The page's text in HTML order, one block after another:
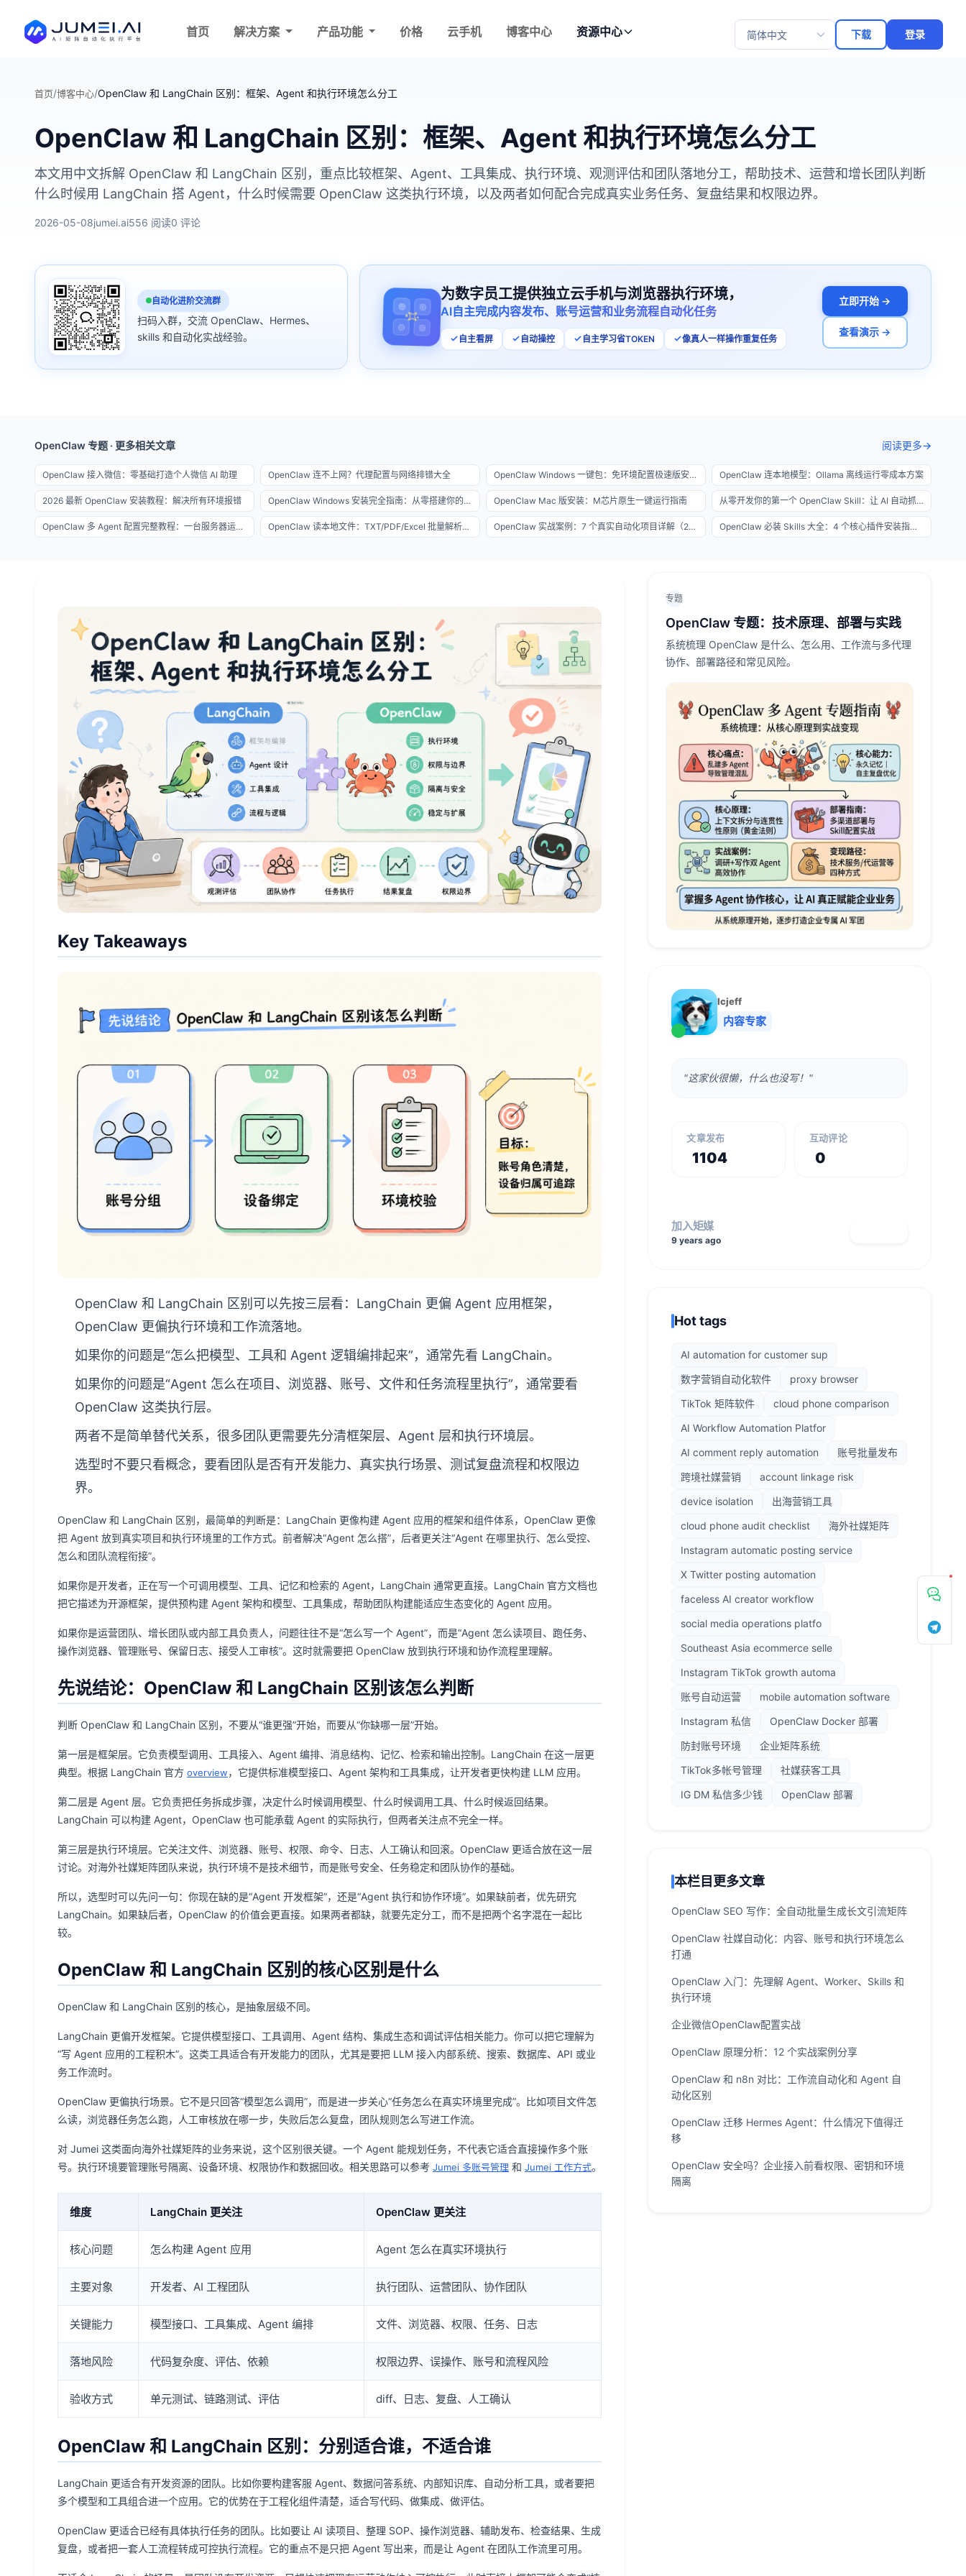
首页 解决方案 产品功能 价格 云手机 博客中心 资源中心
选择语言
下载 登录
首页/博客中心/OpenClaw 和 LangChain 区别：框架、Agent 和执行环境怎么分工
OpenClaw 和 LangChain 区别：框架、Agent 和执行环境怎么分工
本文用中文拆解 OpenClaw 和 LangChain 区别，重点比较框架、Agent、工具集成、执行环境、观测评估和团队落地分工，帮助技术、运营和增长团队判断
什么时候用 LangChain 搭 Agent，什么时候需要 OpenClaw 这类执行环境，以及两者如何配合完成真实业务任务、复盘结果和权限边界。
2026-05-08jumei.ai556 阅读0 评论
自动化进阶交流群
扫码入群，交流 OpenClaw、Hermes、
skills 和自动化实战经验。
为数字员工提供独立云手机与浏览器执行环境，
AI自主完成内容发布、账号运营和业务流程自动化任务
自主看屏 自动操控 自主学习省TOKEN 像真人一样操作重复任务
立即开始 →
查看演示 →
OpenClaw 专题 · 更多相关文章 阅读更多→
OpenClaw 接入微信：零基础打造个人微信 AI 助理 OpenClaw 连不上网？代理配置与网络排错大全 OpenClaw Windows 一键包：免环境配置极速版安装教程 OpenClaw 连本地模型：Ollama 离线运行零成本方案
2026 最新 OpenClaw 安装教程：解决所有环境报错 OpenClaw Windows 安装完全指南：从零搭建你的 AI 代理环境 OpenClaw Mac 版安装：M芯片原生一键运行指南 从零开发你的第一个 OpenClaw Skill：让 AI 自动抓取网页并生成每日简报
OpenClaw 多 Agent 配置完整教程：一台服务器运行 10 个智能体 OpenClaw 读本地文件：TXT/PDF/Excel 批量解析指南 OpenClaw 实战案例：7 个真实自动化项目详解（2026 专业版） OpenClaw 必装 Skills 大全：4 个核心插件安装指南（2026 最新版）
Key Takeaways
OpenClaw 和 LangChain 区别可以先按三层看：LangChain 更偏 Agent 应用框架，
OpenClaw 更偏执行环境和工作流落地。
如果你的问题是“怎么把模型、工具和 Agent 逻辑编排起来”，通常先看 LangChain。
如果你的问题是“Agent 怎么在项目、浏览器、账号、文件和任务流程里执行”，通常要看
OpenClaw 这类执行层。
两者不是简单替代关系，很多团队更需要先分清框架层、Agent 层和执行环境层。
选型时不要只看概念，要看团队是否有开发能力、真实执行场景、测试复盘流程和权限边
界。
OpenClaw 和 LangChain 区别，最简单的判断是：LangChain 更像构建 Agent 应用的框架和组件体系，OpenClaw 更像
把 Agent 放到真实项目和执行环境里的工作方式。前者解决“Agent 怎么搭”，后者更关注“Agent 在哪里执行、怎么受控、
怎么和团队流程衔接”。
如果你是开发者，正在写一个可调用模型、工具、记忆和检索的 Agent，LangChain 通常更直接。LangChain 官方文档也
把它描述为开源框架，提供预构建 Agent 架构和模型、工具集成，帮助团队构建能适应生态变化的 Agent 应用。
如果你是运营团队、增长团队或内部工具负责人，问题往往不是“怎么写一个 Agent”，而是“Agent 怎么读项目、跑任务、
操作浏览器、管理账号、保留日志、接受人工审核”。这时就需要把 OpenClaw 放到执行环境和协作流程里理解。
先说结论：OpenClaw 和 LangChain 区别该怎么判断
判断 OpenClaw 和 LangChain 区别，不要从“谁更强”开始，而要从“你缺哪一层”开始。
第一层是框架层。它负责模型调用、工具接入、Agent 编排、消息结构、记忆、检索和输出控制。LangChain 在这一层更
典型。根据 LangChain 官方 overview，它提供标准模型接口、Agent 架构和工具集成，让开发者更快构建 LLM 应用。
第二层是 Agent 层。它负责把任务拆成步骤，决定什么时候调用模型、什么时候调用工具、什么时候返回结果。
LangChain 可以构建 Agent，OpenClaw 也可能承载 Agent 的实际执行，但两者关注点不完全一样。
第三层是执行环境层。它关注文件、浏览器、账号、权限、命令、日志、人工确认和回滚。OpenClaw 更适合放在这一层
讨论。对海外社媒矩阵团队来说，执行环境不是技术细节，而是账号安全、任务稳定和团队协作的基础。
所以，选型时可以先问一句：你现在缺的是“Agent 开发框架”，还是“Agent 执行和协作环境”。如果缺前者，优先研究
LangChain。如果缺后者，OpenClaw 的价值会更直接。如果两者都缺，就要先定分工，而不是把两个名字混在一起比
较。
OpenClaw 和 LangChain 区别的核心区别是什么
OpenClaw 和 LangChain 区别的核心，是抽象层级不同。
LangChain 更偏开发框架。它提供模型接口、工具调用、Agent 结构、集成生态和调试评估相关能力。你可以把它理解为
“写 Agent 应用的工程积木”。这类工具适合有开发能力的团队，尤其是要把 LLM 接入内部系统、搜索、数据库、API 或业
务工作流时。
OpenClaw 更偏执行场景。它不是只回答“模型怎么调用”，而是进一步关心“任务怎么在真实环境里完成”。比如项目文件怎
么读，浏览器任务怎么跑，人工审核放在哪一步，失败后怎么复盘，团队规则怎么写进工作流。
对 Jumei 这类面向海外社媒矩阵的业务来说，这个区别很关键。一个 Agent 能规划任务，不代表它适合直接操作多个账
号。执行环境要管理账号隔离、设备环境、权限协作和数据回收。相关思路可以参考 Jumei 多账号管理 和 Jumei 工作方式。
维度 LangChain 更关注 OpenClaw 更关注
核心问题 怎么构建 Agent 应用 Agent 怎么在真实环境执行
主要对象 开发者、AI 工程团队 执行团队、运营团队、协作团队
关键能力 模型接口、工具集成、Agent 编排 文件、浏览器、权限、任务、日志
落地风险 代码复杂度、评估、依赖 权限边界、误操作、账号和流程风险
验收方式 单元测试、链路测试、评估 diff、日志、复盘、人工确认
OpenClaw 和 LangChain 区别：分别适合谁，不适合谁
LangChain 更适合有开发资源的团队。比如你要构建客服 Agent、数据问答系统、内部知识库、自动分析工具，或者要把
多个模型和工具组合进一个应用。它的优势在于工程化组件清楚，适合写代码、做集成、做评估。
OpenClaw 更适合已经有具体执行任务的团队。比如要让 AI 读项目、整理 SOP、操作浏览器、辅助发布、检查结果、生成
复盘，或者把一套人工流程转成可控执行流程。它的重点不是只把 Agent 写出来，而是让 Agent 在团队工作流里可用。
专题
OpenClaw 专题：技术原理、部署与实践
系统梳理 OpenClaw 是什么、怎么用、工作流与多代理
协作、部署路径和常见风险。
lcjeff
内容专家
"这家伙很懒，什么也没写！"
文章发布
1104
互动评论
0
加入矩媒
9 years ago
Hot tags
AI automation for customer sup
数字营销自动化软件
proxy browser
TikTok 矩阵软件
cloud phone comparison
AI Workflow Automation Platfor
AI comment reply automation
账号批量发布
跨境社媒营销
account linkage risk
device isolation
出海营销工具
cloud phone audit checklist
海外社媒矩阵
Instagram automatic posting service
X Twitter posting automation
faceless AI creator workflow
social media operations platfo
Southeast Asia ecommerce selle
Instagram TikTok growth automa
账号自动运营
mobile automation software
Instagram 私信
OpenClaw Docker 部署
防封账号环境
企业矩阵系统
TikTok多帐号管理
社媒获客工具
IG DM 私信多少钱
OpenClaw 部署
本栏目更多文章
OpenClaw SEO 写作：全自动批量生成长文引流矩阵
OpenClaw 社媒自动化：内容、账号和执行环境怎么
打通
OpenClaw 入门：先理解 Agent、Worker、Skills 和
执行环境
企业微信OpenClaw配置实战
OpenClaw 原理分析：12 个实战案例分享
OpenClaw 和 n8n 对比：工作流自动化和 Agent 自
动化区别
OpenClaw 迁移 Hermes Agent：什么情况下值得迁
移
OpenClaw 安全吗？企业接入前看权限、密钥和环境
隔离